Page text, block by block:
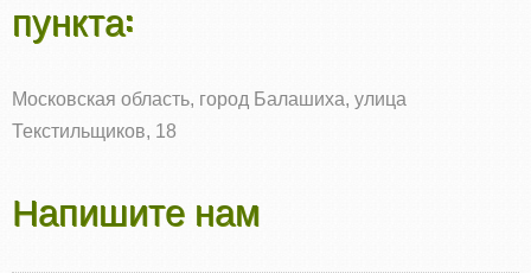
пункта:
Московская область, город Балашиха, улица
Текстильщиков, 18
Напишите нам